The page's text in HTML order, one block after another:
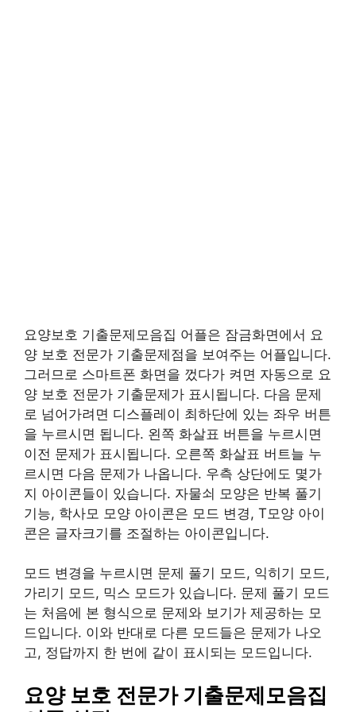
요양보호 기출문제모음집 어플은 잠금화면에서 요
양 보호 전문가 기출문제점을 보여주는 어플입니다.
그러므로 스마트폰 화면을 껐다가 켜면 자동으로 요
양 보호 전문가 기출문제가 표시됩니다. 다음 문제
로 넘어가려면 디스플레이 최하단에 있는 좌우 버튼
을 누르시면 됩니다. 왼쪽 화살표 버튼을 누르시면
이전 문제가 표시됩니다. 오른쪽 화살표 버트늘 누
르시면 다음 문제가 나옵니다. 우측 상단에도 몇가
지 아이콘들이 있습니다. 자물쇠 모양은 반복 풀기
기능, 학사모 모양 아이콘은 모드 변경, T모양 아이
콘은 글자크기를 조절하는 아이콘입니다.
모드 변경을 누르시면 문제 풀기 모드, 익히기 모드,
가리기 모드, 믹스 모드가 있습니다. 문제 풀기 모드
는 처음에 본 형식으로 문제와 보기가 제공하는 모
드입니다. 이와 반대로 다른 모드들은 문제가 나오
고, 정답까지 한 번에 같이 표시되는 모드입니다.
요양 보호 전문가 기출문제모음집